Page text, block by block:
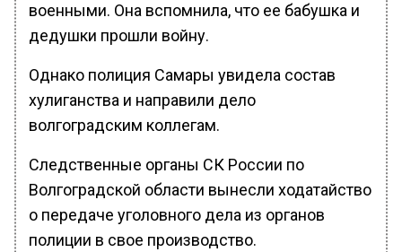
военными. Она вспомнила, что ее бабушка и
дедушки прошли войну.
Однако полиция Самары увидела состав
хулиганства и направили дело
волгоградским коллегам.
Следственные органы СК России по
Волгоградской области вынесли ходатайство
о передаче уголовного дела из органов
полиции в свое производство.